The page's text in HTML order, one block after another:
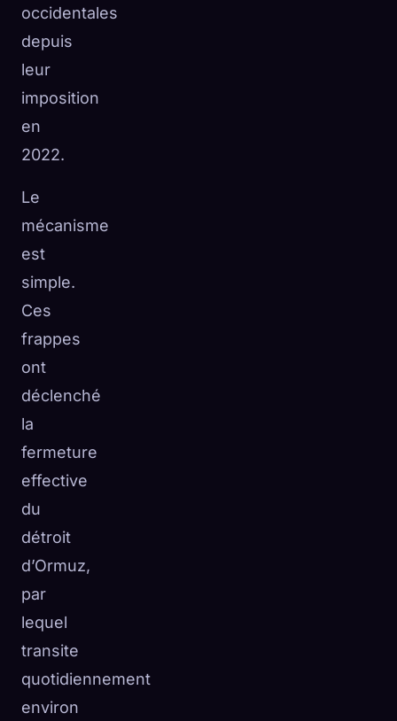
occidentales
depuis
leur
imposition
en
2022.
Le
mécanisme
est
simple.
Ces
frappes
ont
déclenché
la
fermeture
effective
du
détroit
d’Ormuz,
par
lequel
transite
quotidiennement
environ